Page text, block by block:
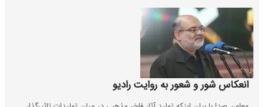
انعکاس شور و شعور به روایت رادیو